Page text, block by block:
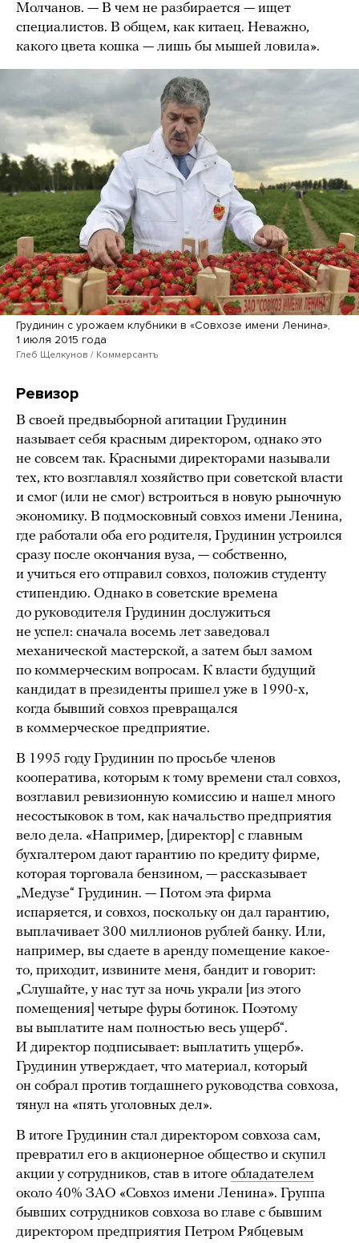
Молчанов. — В чем не разбирается — ищет
специалистов. В общем, как китаец. Неважно,
какого цвета кошка — лишь бы мышей ловила».
Грудинин с урожаем клубники в «Совхозе имени Ленина»,
1 июля 2015 года
Глеб Щелкунов / Коммерсантъ
Ревизор
В своей предвыборной агитации Грудинин
называет себя красным директором, однако это
не совсем так. Красными директорами называли
тех, кто возглавлял хозяйство при советской власти
и смог (или не смог) встроиться в новую рыночную
экономику. В подмосковный совхоз имени Ленина,
где работали оба его родителя, Грудинин устроился
сразу после окончания вуза, — собственно,
и учиться его отправил совхоз, положив студенту
стипендию. Однако в советские времена
до руководителя Грудинин дослужиться
не успел: сначала восемь лет заведовал
механической мастерской, а затем был замом
по коммерческим вопросам. К власти будущий
кандидат в президенты пришел уже в 1990-х,
когда бывший совхоз превращался
в коммерческое предприятие.
В 1995 году Грудинин по просьбе членов
кооператива, которым к тому времени стал совхоз,
возглавил ревизионную комиссию и нашел много
несостыковок в том, как начальство предприятия
вело дела. «Например, [директор] с главным
бухгалтером дают гарантию по кредиту фирме,
которая торговала бензином, — рассказывает
„Медузе“ Грудинин. — Потом эта фирма
испаряется, и совхоз, поскольку он дал гарантию,
выплачивает 300 миллионов рублей банку. Или,
например, вы сдаете в аренду помещение какое-
то, приходит, извините меня, бандит и говорит:
„Слушайте, у нас тут за ночь украли [из этого
помещения] четыре фуры ботинок. Поэтому
вы выплатите нам полностью весь ущерб“.
И директор подписывает: выплатить ущерб».
Грудинин утверждает, что материал, который
он собрал против тогдашнего руководства совхоза,
тянул на «пять уголовных дел».
В итоге Грудинин стал директором совхоза сам,
превратил его в акционерное общество и скупил
акции у сотрудников, став в итоге обладателем
около 40% ЗАО «Совхоз имени Ленина». Группа
бывших сотрудников совхоза во главе с бывшим
директором предприятия Петром Рябцевым